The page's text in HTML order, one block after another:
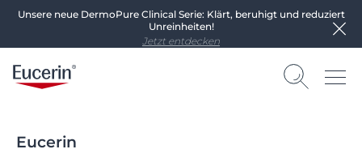
Unsere neue DermoPure Clinical Serie: Klärt, beruhigt und reduziert
Unreinheiten!
Jetzt entdecken
Eucerin